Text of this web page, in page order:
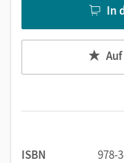
In
ISBN
978-